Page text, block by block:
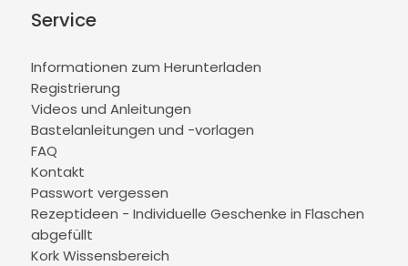
Service
Informationen zum Herunterladen
Registrierung
Videos und Anleitungen
Bastelanleitungen und -vorlagen
FAQ
Kontakt
Passwort vergessen
Rezeptideen - Individuelle Geschenke in Flaschen
abgefüllt
Kork Wissensbereich